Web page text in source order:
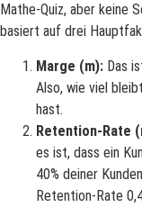
Mathe-Quiz, aber keine
basiert auf drei
Marge (m): Das
Also, wie viel
hast.
Retention-Rate
es ist, dass ein
40% deiner
Retention-Rate